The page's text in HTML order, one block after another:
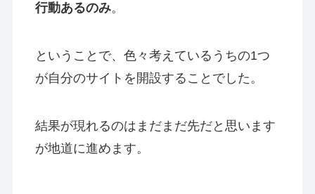
行動あるのみ。
ということで、色々考えているうちの1つ
が自分のサイトを開設することでした。
結果が現れるのはまだまだ先だと思います
が地道に進めます。